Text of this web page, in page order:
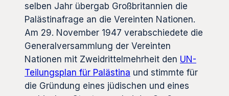
selben Jahr übergab Großbritannien die
Palästinafrage an die Vereinten Nationen.
Am 29. November 1947 verabschiedete die
Generalversammlung der Vereinten
Nationen mit Zweidrittelmehrheit den UN-
Teilungsplan für Palästina und stimmte für
die Gründung eines jüdischen und eines